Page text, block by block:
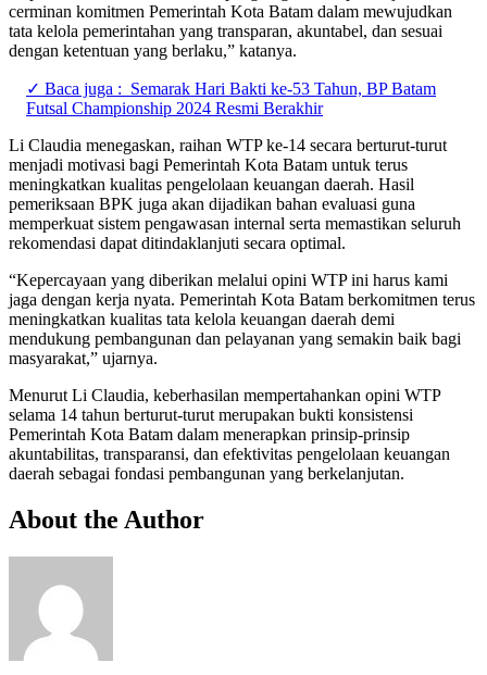
cerminan komitmen Pemerintah Kota Batam dalam mewujudkan
tata kelola pemerintahan yang transparan, akuntabel, dan sesuai
dengan ketentuan yang berlaku,” katanya.
✓ Baca juga : Semarak Hari Bakti ke-53 Tahun, BP Batam
Futsal Championship 2024 Resmi Berakhir
Li Claudia menegaskan, raihan WTP ke-14 secara berturut-turut
menjadi motivasi bagi Pemerintah Kota Batam untuk terus
meningkatkan kualitas pengelolaan keuangan daerah. Hasil
pemeriksaan BPK juga akan dijadikan bahan evaluasi guna
memperkuat sistem pengawasan internal serta memastikan seluruh
rekomendasi dapat ditindaklanjuti secara optimal.
“Kepercayaan yang diberikan melalui opini WTP ini harus kami
jaga dengan kerja nyata. Pemerintah Kota Batam berkomitmen terus
meningkatkan kualitas tata kelola keuangan daerah demi
mendukung pembangunan dan pelayanan yang semakin baik bagi
masyarakat,” ujarnya.
Menurut Li Claudia, keberhasilan mempertahankan opini WTP
selama 14 tahun berturut-turut merupakan bukti konsistensi
Pemerintah Kota Batam dalam menerapkan prinsip-prinsip
akuntabilitas, transparansi, dan efektivitas pengelolaan keuangan
daerah sebagai fondasi pembangunan yang berkelanjutan.
About the Author